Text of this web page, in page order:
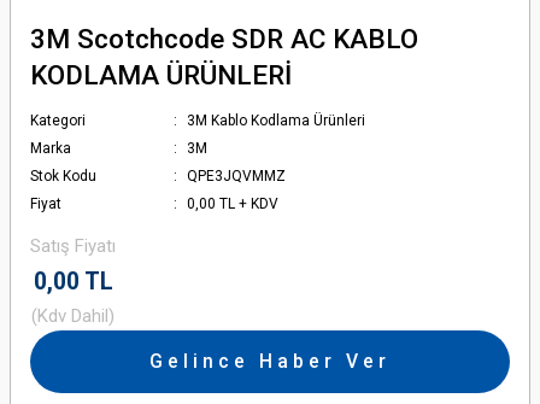
3M Scotchcode SDR AC KABLO
KODLAMA ÜRÜNLERİ
Kategori
3M Kablo Kodlama Ürünleri
Marka
3M
Stok Kodu
QPE3JQVMMZ
Fiyat
0,00 TL + KDV
Satış Fiyatı
0,00 TL
(Kdv Dahil)
Gelince Haber Ver